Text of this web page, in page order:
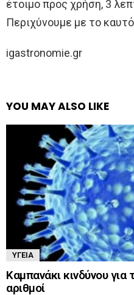
έτοιμο προς χρήση, 3
Περιχύνουμε με το
igastronomie.gr
YOU MAY ALSO LIKE
ΥΓΕΊΑ
Καμπανάκι κινδύνου για
αριθμοί